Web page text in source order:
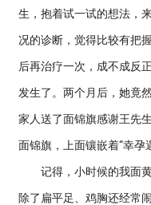
生，抱着试一试的想法，
况的诊断，觉得比较有把
后再治疗一次，成不成反
发生了。两个月后，她竟
家人送了面锦旗感谢王先
面锦旗，上面镶嵌着“幸孕
记得，小时候的我面
除了扁平足、鸡胸还经常